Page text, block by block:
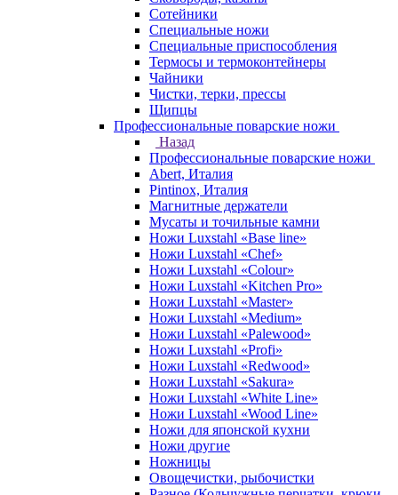
Сотейники
Специальные ножи
Специальные приспособления
Термосы и термоконтейнеры
Чайники
Чистки, терки, прессы
Щипцы
Профессиональные поварские ножи
Назад
Профессиональные поварские ножи
Abert, Италия
Pintinox, Италия
Магнитные держатели
Мусаты и точильные камни
Ножи Luxstahl «Base line»
Ножи Luxstahl «Chef»
Ножи Luxstahl «Colour»
Ножи Luxstahl «Kitchen Pro»
Ножи Luxstahl «Master»
Ножи Luxstahl «Medium»
Ножи Luxstahl «Palewood»
Ножи Luxstahl «Profi»
Ножи Luxstahl «Redwood»
Ножи Luxstahl «Sakura»
Ножи Luxstahl «White Line»
Ножи Luxstahl «Wood Line»
Ножи для японской кухни
Ножи другие
Ножницы
Овощечистки, рыбочистки